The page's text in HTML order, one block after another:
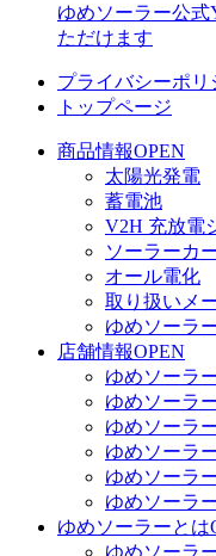
ゆめソーラー公式
ただけます
プライバシーポリ
トップページ
商品情報OPEN
太陽光発電
蓄電池
V2H 充放電
ソーラーカ
オール電化
取り扱いメ
ゆめソーラ
店舗情報OPEN
ゆめソーラ
ゆめソーラ
ゆめソーラ
ゆめソーラ
ゆめソーラ
ゆめソーラ
ゆめソーラーとは
ゆめソーラ